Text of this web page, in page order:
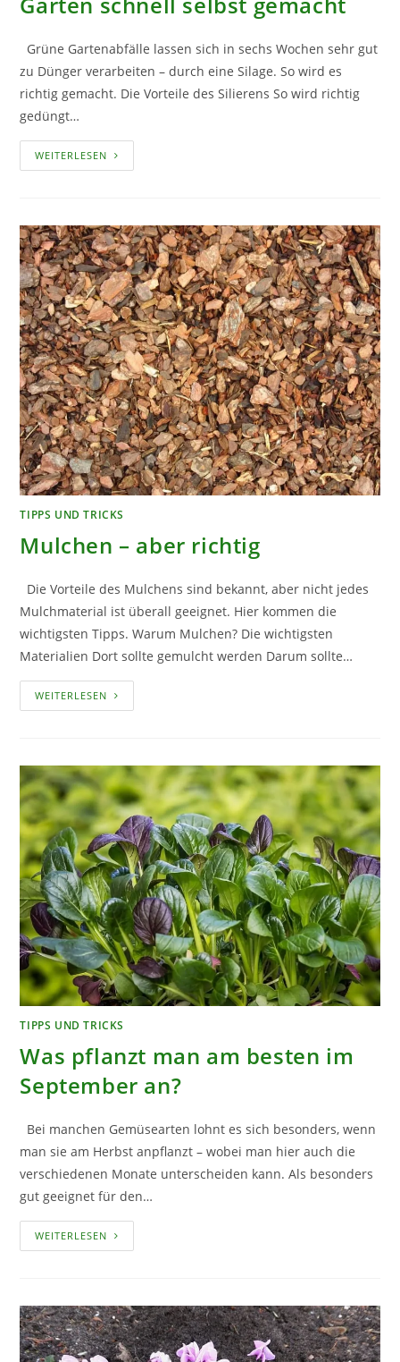
Grüne Gartenabfälle lassen sich in sechs Wochen sehr gut
zu Dünger verarbeiten – durch eine Silage. So wird es
richtig gemacht. Die Vorteile des Silierens So wird richtig
gedüngt…
WEITERLESEN GRÜNGUTSILAGE
–
SCHNELL
SELBST
GEMACHT
TIPPS UND TRICKS
Mulchen – aber richtig
Die Vorteile des Mulchens sind bekannt, aber nicht jedes
Mulchmaterial ist überall geeignet. Hier kommen die
wichtigsten Tipps. Warum Mulchen? Die wichtigsten
Materialien Dort sollte gemulcht werden Darum sollte…
WEITERLESEN MULCHEN
–
TIPPS UND TRICKS
Was pflanzt man am besten im
September an?
Bei manchen Gemüsearten lohnt es sich besonders, wenn
man sie am Herbst anpflanzt – wobei man hier auch die
verschiedenen Monate unterscheiden kann. Als besonders
gut geeignet für den…
WEITERLESEN WAS
PFLANZT
SEPTEMBER
AN?